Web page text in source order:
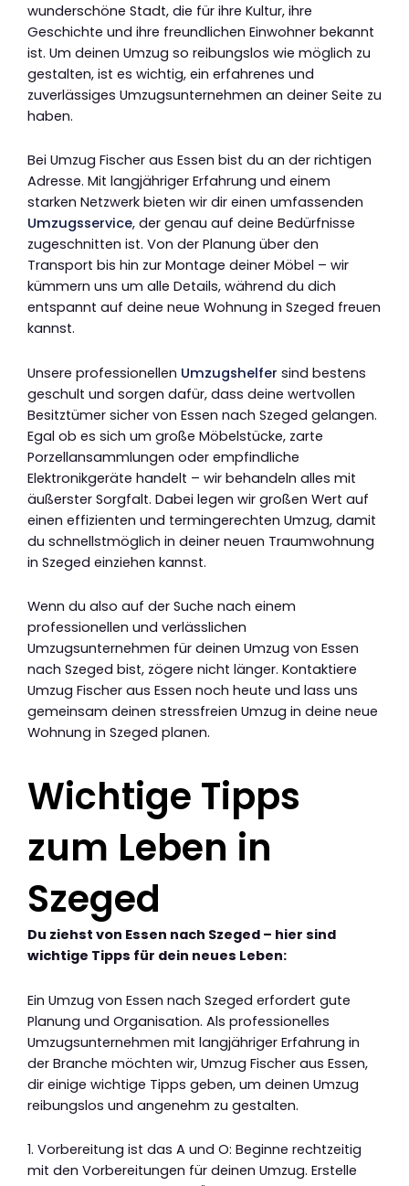
wunderschöne Stadt, die für ihre Kultur, ihre
Geschichte und ihre freundlichen Einwohner bekannt
ist. Um deinen Umzug so reibungslos wie möglich zu
gestalten, ist es wichtig, ein erfahrenes und
zuverlässiges Umzugsunternehmen an deiner Seite zu
haben.
Bei Umzug Fischer aus Essen bist du an der richtigen
Adresse. Mit langjähriger Erfahrung und einem
starken Netzwerk bieten wir dir einen umfassenden
Umzugsservice, der genau auf deine Bedürfnisse
zugeschnitten ist. Von der Planung über den
Transport bis hin zur Montage deiner Möbel – wir
kümmern uns um alle Details, während du dich
entspannt auf deine neue Wohnung in Szeged freuen
kannst.
Unsere professionellen Umzugshelfer sind bestens
geschult und sorgen dafür, dass deine wertvollen
Besitztümer sicher von Essen nach Szeged gelangen.
Egal ob es sich um große Möbelstücke, zarte
Porzellansammlungen oder empfindliche
Elektronikgeräte handelt – wir behandeln alles mit
äußerster Sorgfalt. Dabei legen wir großen Wert auf
einen effizienten und termingerechten Umzug, damit
du schnellstmöglich in deiner neuen Traumwohnung
in Szeged einziehen kannst.
Wenn du also auf der Suche nach einem
professionellen und verlässlichen
Umzugsunternehmen für deinen Umzug von Essen
nach Szeged bist, zögere nicht länger. Kontaktiere
Umzug Fischer aus Essen noch heute und lass uns
gemeinsam deinen stressfreien Umzug in deine neue
Wohnung in Szeged planen.
Wichtige Tipps
zum Leben in
Szeged
Du ziehst von Essen nach Szeged – hier sind
wichtige Tipps für dein neues Leben:
Ein Umzug von Essen nach Szeged erfordert gute
Planung und Organisation. Als professionelles
Umzugsunternehmen mit langjähriger Erfahrung in
der Branche möchten wir, Umzug Fischer aus Essen,
dir einige wichtige Tipps geben, um deinen Umzug
reibungslos und angenehm zu gestalten.
1. Vorbereitung ist das A und O: Beginne rechtzeitig
mit den Vorbereitungen für deinen Umzug. Erstelle